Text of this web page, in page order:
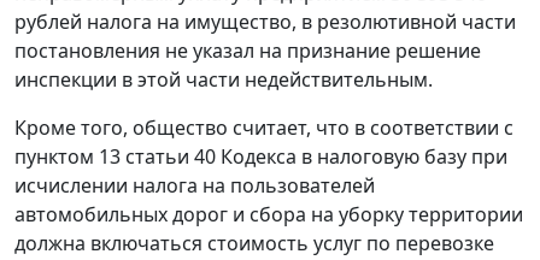
рублей налога на имущество, в резолютивной части
постановления не указал на признание решение
инспекции в этой части недействительным.
Кроме того, общество считает, что в соответствии с
пунктом 13 статьи 40 Кодекса в налоговую базу при
исчислении налога на пользователей
автомобильных дорог и сбора на уборку территории
должна включаться стоимость услуг по перевозке